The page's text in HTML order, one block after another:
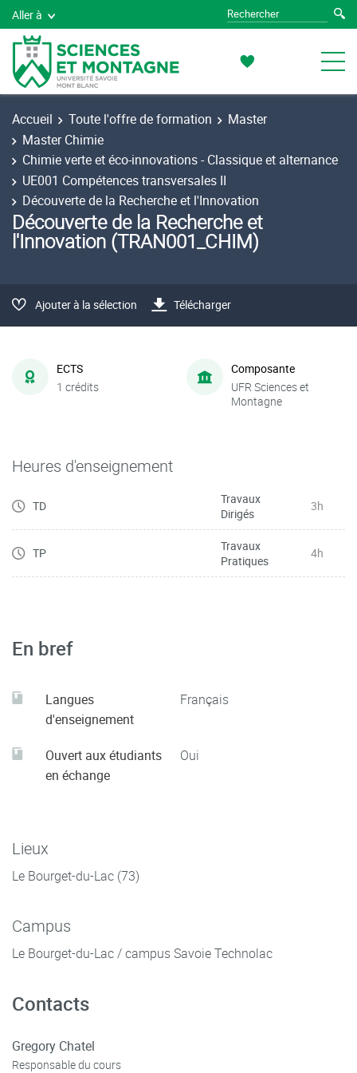
Aller à
Accueil Toute l'offre de formation
Master
Master Chimie
Chimie verte et éco-innovations - Classique et alternance
UE001 Compétences transversales II
Découverte de la Recherche et l'Innovation
Découverte de la Recherche et
l'Innovation (TRAN001_CHIM)
Ajouter à la sélection Télécharger
ECTS
1 crédits
Composante
UFR Sciences et
Montagne
Heures d'enseignement
TD
Travaux
Dirigés
3h
TP
Travaux
Pratiques
4h
En bref
Langues
d'enseignement
Français
Ouvert aux étudiants
en échange
Oui
Lieux
Le Bourget-du-Lac (73)
Campus
Le Bourget-du-Lac / campus Savoie Technolac
Contacts
Gregory Chatel
Responsable du cours